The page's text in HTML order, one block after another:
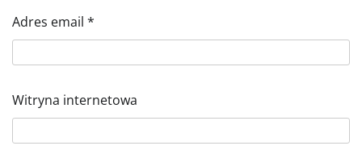
Adres email *
Witryna internetowa